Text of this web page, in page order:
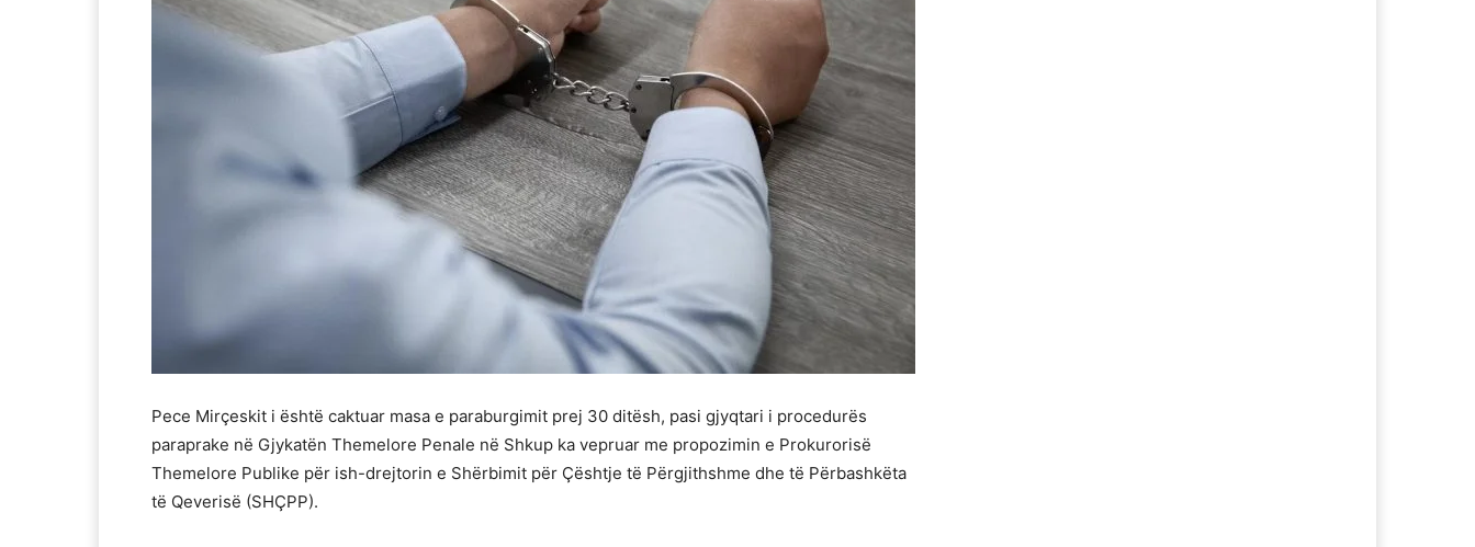
Pece Mirçeskit i është caktuar masa e paraburgimit prej 30 ditësh, pasi gjyqtari i procedurës
paraprake në Gjykatën Themelore Penale në Shkup ka vepruar me propozimin e Prokurorisë
Themelore Publike për ish-drejtorin e Shërbimit për Çështje të Përgjithshme dhe të Përbashkëta
të Qeverisë (SHÇPP).